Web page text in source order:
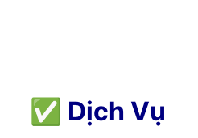
✅ Dịch Vụ